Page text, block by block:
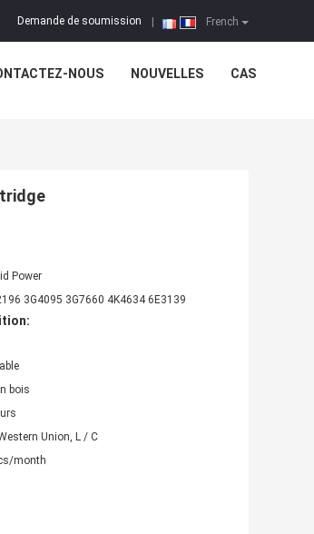
French
Demande de soumission
NOUS NOUVELLES CAS
Power
3G4095 3G7660 4K4634 6E3139
bois
Union, L / C
month